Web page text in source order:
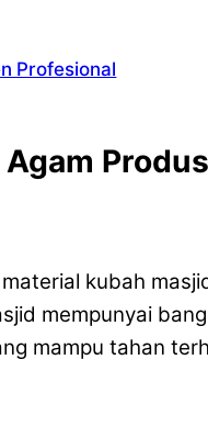
Profesional
kubah
mempunyai
mampu tahan